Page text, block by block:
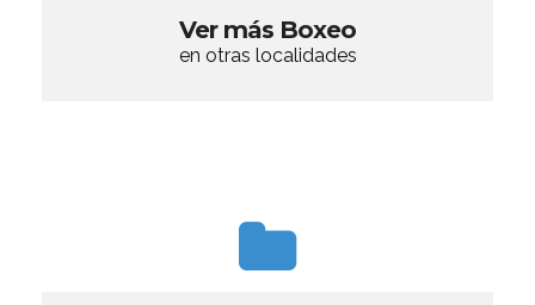
Ver más Boxeo
en otras localidades